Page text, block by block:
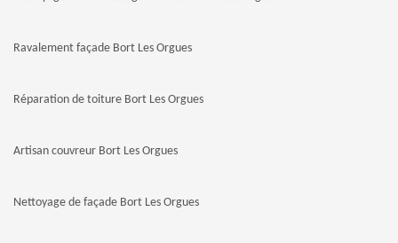
Ravalement façade Bort Les Orgues
Réparation de toiture Bort Les Orgues
Artisan couvreur Bort Les Orgues
Nettoyage de façade Bort Les Orgues